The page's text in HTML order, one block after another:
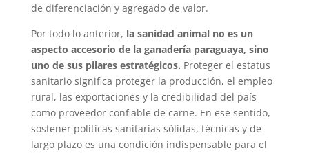
de diferenciación y agregado de valor.
Por todo lo anterior, la sanidad animal no es un
aspecto accesorio de la ganadería paraguaya, sino
uno de sus pilares estratégicos. Proteger el estatus
sanitario significa proteger la producción, el empleo
rural, las exportaciones y la credibilidad del país
como proveedor confiable de carne. En ese sentido,
sostener políticas sanitarias sólidas, técnicas y de
largo plazo es una condición indispensable para el